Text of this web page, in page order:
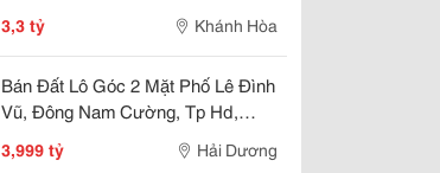
3,3 tỷ Khánh Hòa
Bán Đất Lô Góc 2 Mặt Phố Lê Đình
Vũ, Đông Nam Cường, Tp Hd,
57.25M2, Đường 13.5M, 3.X Tỷ
3,999 tỷ Hải Dương